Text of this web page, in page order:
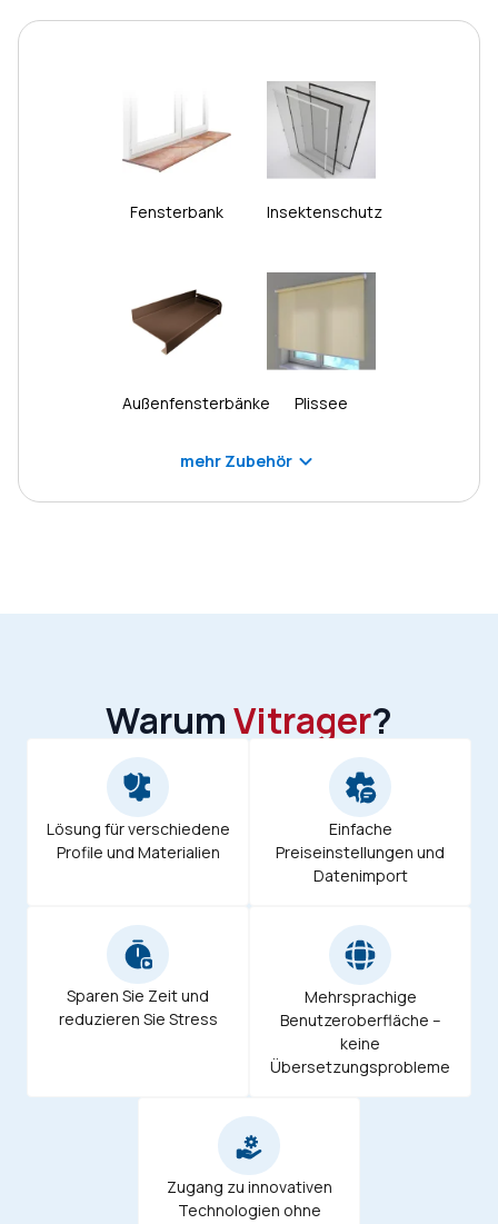
Fensterbank Insektenschutz
Außenfensterbänke Plissee
mehr Zubehör
WarumVitrager?
Lösung für verschiedene
Profile und Materialien
Einfache
Preiseinstellungen und
Datenimport
Sparen Sie Zeit und
reduzieren Sie Stress
Mehrsprachige
Benutzeroberfläche –
keine
Übersetzungsprobleme
Zugang zu innovativen
Technologien ohne